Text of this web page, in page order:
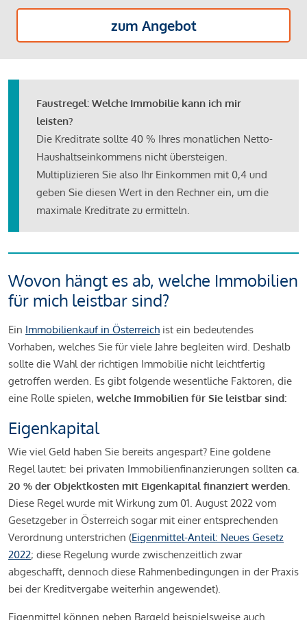
zum Angebot
Faustregel: Welche Immobilie kann ich mir
leisten?
Die Kreditrate sollte 40 % Ihres monatlichen Netto-
Haushaltseinkommens nicht übersteigen.
Multiplizieren Sie also Ihr Einkommen mit 0,4 und
geben Sie diesen Wert in den Rechner ein, um die
maximale Kreditrate zu ermitteln.
Wovon hängt es ab, welche Immobilien
für mich leistbar sind?
Ein Immobilienkauf in Österreich ist ein bedeutendes
Vorhaben, welches Sie für viele Jahre begleiten wird. Deshalb
sollte die Wahl der richtigen Immobilie nicht leichtfertig
getroffen werden. Es gibt folgende wesentliche Faktoren, die
eine Rolle spielen, welche Immobilien für Sie leistbar sind:
Eigenkapital
Wie viel Geld haben Sie bereits angespart? Eine goldene
Regel lautet: bei privaten Immobilienfinanzierungen sollten ca.
20 % der Objektkosten mit Eigenkapital finanziert werden.
Diese Regel wurde mit Wirkung zum 01. August 2022 vom
Gesetzgeber in Österreich sogar mit einer entsprechenden
Verordnung unterstrichen (Eigenmittel-Anteil: Neues Gesetz
2022; diese Regelung wurde zwischenzeitlich zwar
abgeschafft, dennoch diese Rahmenbedingungen in der Praxis
bei der Kreditvergabe weiterhin angewendet).
Eigenmittel können neben Bargeld beispielsweise auch